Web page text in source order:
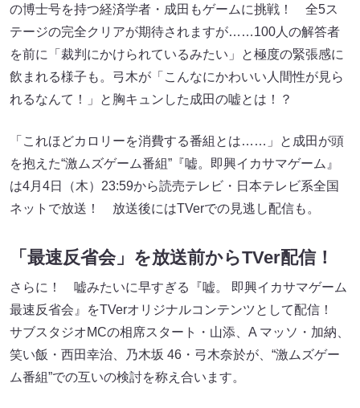
の博士号を持つ経済学者・成田もゲームに挑戦！ 全5ス
テージの完全クリアが期待されますが……100人の解答者
を前に「裁判にかけられているみたい」と極度の緊張感に
飲まれる様子も。弓木が「こんなにかわいい人間性が見ら
れるなんて！」と胸キュンした成田の嘘とは！？
「これほどカロリーを消費する番組とは……」と成田が頭
を抱えた“激ムズゲーム番組”『嘘。即興イカサマゲーム』
は4月4日（木）23:59から読売テレビ・日本テレビ系全国
ネットで放送！ 放送後にはTVerでの見逃し配信も。
「最速反省会」を放送前からTVer配信！
さらに！ 嘘みたいに早すぎる『嘘。 即興イカサマゲーム
最速反省会』をTVerオリジナルコンテンツとして配信！
サブスタジオMCの相席スタート・山添、A マッソ・加納、
笑い飯・西田幸治、乃木坂 46・弓木奈於が、“激ムズゲー
ム番組”での互いの検討を称え合います。